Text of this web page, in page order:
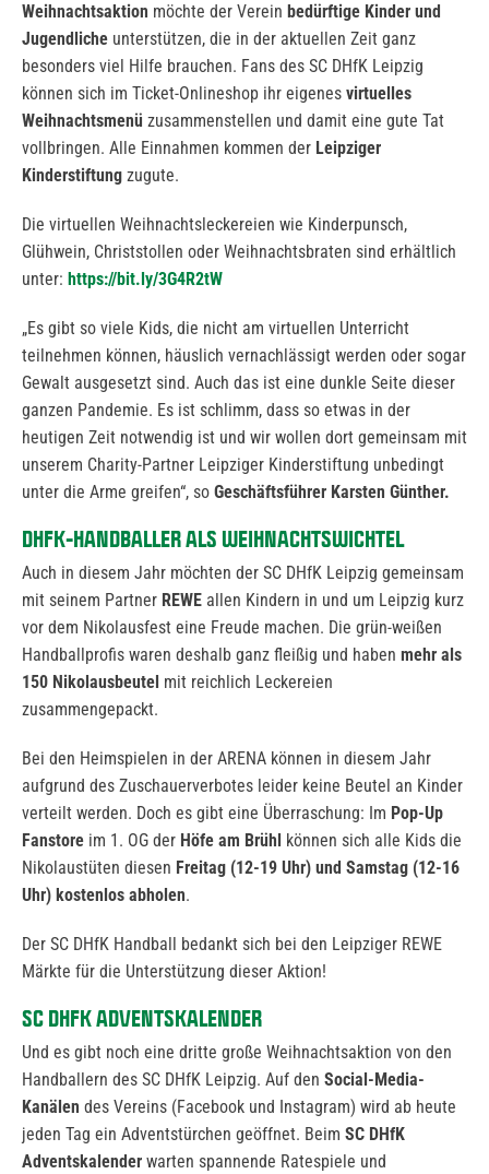
Weihnachtsaktion möchte der Verein bedürftige Kinder und
Jugendliche unterstützen, die in der aktuellen Zeit ganz
besonders viel Hilfe brauchen. Fans des SC DHfK Leipzig
können sich im Ticket-Onlineshop ihr eigenes virtuelles
Weihnachtsmenü zusammenstellen und damit eine gute Tat
vollbringen. Alle Einnahmen kommen der Leipziger
Kinderstiftung zugute.
Die virtuellen Weihnachtsleckereien wie Kinderpunsch,
Glühwein, Christstollen oder Weihnachtsbraten sind erhältlich
unter: https://bit.ly/3G4R2tW
„Es gibt so viele Kids, die nicht am virtuellen Unterricht
teilnehmen können, häuslich vernachlässigt werden oder sogar
Gewalt ausgesetzt sind. Auch das ist eine dunkle Seite dieser
ganzen Pandemie. Es ist schlimm, dass so etwas in der
heutigen Zeit notwendig ist und wir wollen dort gemeinsam mit
unserem Charity-Partner Leipziger Kinderstiftung unbedingt
unter die Arme greifen“, so Geschäftsführer Karsten Günther.
DHFK-HANDBALLER ALS WEIHNACHTSWICHTEL
Auch in diesem Jahr möchten der SC DHfK Leipzig gemeinsam
mit seinem Partner REWE allen Kindern in und um Leipzig kurz
vor dem Nikolausfest eine Freude machen. Die grün-weißen
Handballprofis waren deshalb ganz fleißig und haben mehr als
150 Nikolausbeutel mit reichlich Leckereien
zusammengepackt.
Bei den Heimspielen in der ARENA können in diesem Jahr
aufgrund des Zuschauerverbotes leider keine Beutel an Kinder
verteilt werden. Doch es gibt eine Überraschung: Im Pop-Up
Fanstore im 1. OG der Höfe am Brühl können sich alle Kids die
Nikolaustüten diesen Freitag (12-19 Uhr) und Samstag (12-16
Uhr) kostenlos abholen.
Der SC DHfK Handball bedankt sich bei den Leipziger REWE
Märkte für die Unterstützung dieser Aktion!
SC DHFK ADVENTSKALENDER
Und es gibt noch eine dritte große Weihnachtsaktion von den
Handballern des SC DHfK Leipzig. Auf den Social-Media-
Kanälen des Vereins (Facebook und Instagram) wird ab heute
jeden Tag ein Adventstürchen geöffnet. Beim SC DHfK
Adventskalender warten spannende Ratespiele und